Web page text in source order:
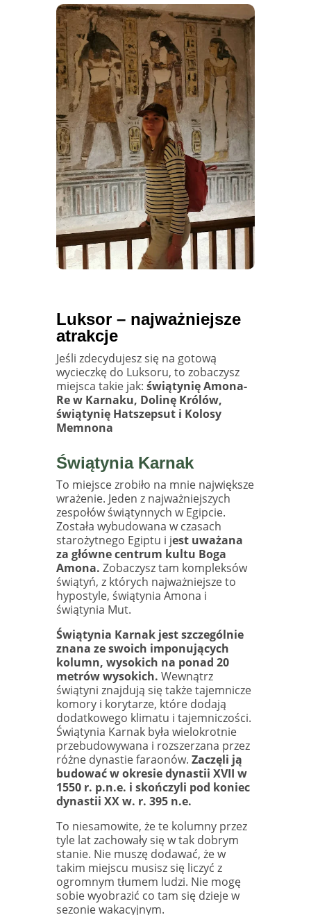
Luksor – najważniejsze
atrakcje
Jeśli zdecydujesz się na gotową
wycieczkę do Luksoru, to zobaczysz
miejsca takie jak: świątynię Amona-
Re w Karnaku, Dolinę Królów,
świątynię Hatszepsut i Kolosy
Memnona
Świątynia Karnak
To miejsce zrobiło na mnie największe
wrażenie. Jeden z najważniejszych
zespołów świątynnych w Egipcie.
Została wybudowana w czasach
starożytnego Egiptu i jest uważana
za główne centrum kultu Boga
Amona. Zobaczysz tam kompleksów
świątyń, z których najważniejsze to
hypostyle, świątynia Amona i
świątynia Mut.
Świątynia Karnak jest szczególnie
znana ze swoich imponujących
kolumn, wysokich na ponad 20
metrów wysokich. Wewnątrz
świątyni znajdują się także tajemnicze
komory i korytarze, które dodają
dodatkowego klimatu i tajemniczości.
Świątynia Karnak była wielokrotnie
przebudowywana i rozszerzana przez
różne dynastie faraonów. Zaczęli ją
budować w okresie dynastii XVII w
1550 r. p.n.e. i skończyli pod koniec
dynastii XX w. r. 395 n.e.
To niesamowite, że te kolumny przez
tyle lat zachowały się w tak dobrym
stanie. Nie muszę dodawać, że w
takim miejscu musisz się liczyć z
ogromnym tłumem ludzi. Nie mogę
sobie wyobrazić co tam się dzieje w
sezonie wakacyjnym.